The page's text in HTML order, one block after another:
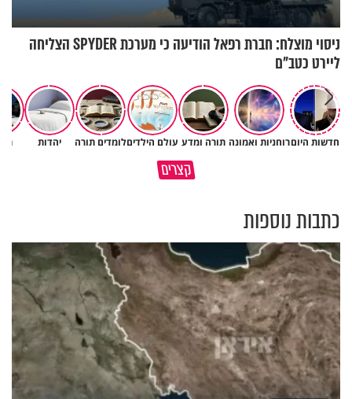
ניסוי מוצלח: חברת רפאל הודיעה כי מערכת SPYDER הצליחה
ליירט כטב"ם
חדשות היוםרוחניות ואמונה תורה ומדע עולם הילדיםלומדים תורה יהדות
קצרים
גם השולחן שבת שאתם מסדרים
המעשים הנסתרים שלנו
כתבות נוספות